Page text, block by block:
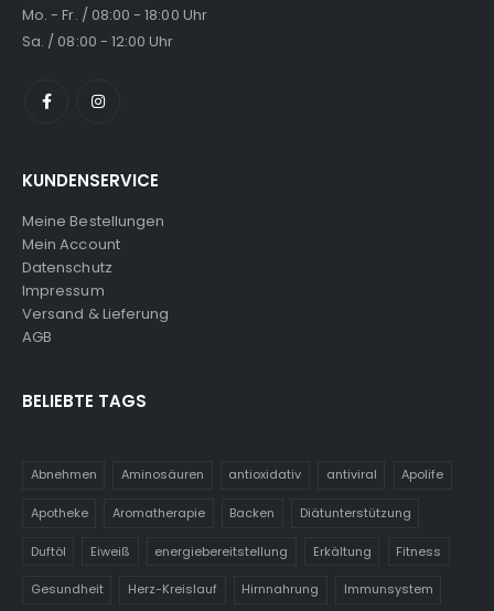
Mo. - Fr. / 08:00 - 18:00 Uhr
Sa. / 08:00 - 12:00 Uhr
KUNDENSERVICE
Meine Bestellungen
Mein Account
Datenschutz
Impressum
Versand & Lieferung
AGB
BELIEBTE TAGS
Abnehmen Aminosäuren antioxidativ antiviral Apolife
Apotheke Aromatherapie Backen Diätunterstützung
Duftöl Eiweiß energiebereitstellung Erkältung Fitness
Gesundheit Herz-Kreislauf Hirnnahrung Immunsystem